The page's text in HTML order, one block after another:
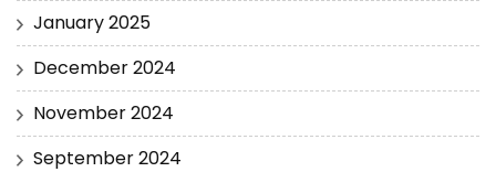
January 2025
December 2024
November 2024
September 2024